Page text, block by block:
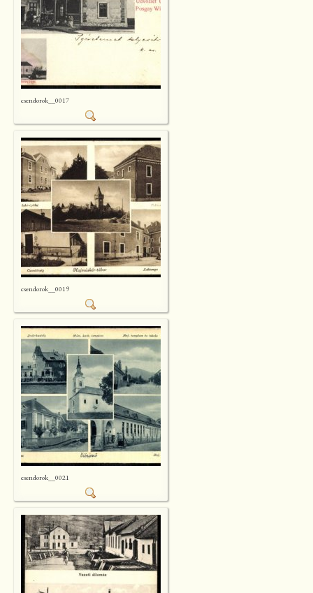
csendorok__0017
csendorok__0019
csendorok__0021